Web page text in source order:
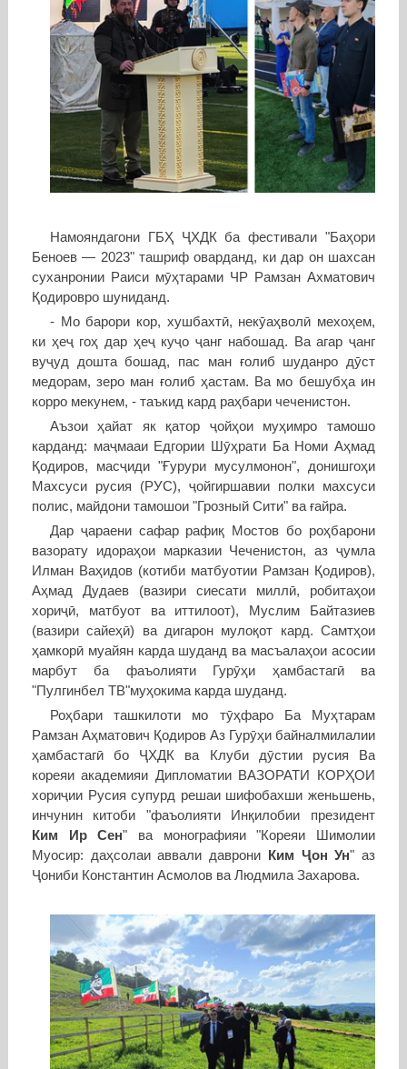
Намояндагони ГБҲ ҶХДК ба фестивали "Баҳори
Беноев — 2023" ташриф оварданд, ки дар он шахсан
суханронии Раиси мӯҳтарами ЧР Рамзан Ахматович
Қодировро шуниданд.
- Мо барори кор, хушбахтӣ, некӯаҳволӣ мехоҳем,
ки ҳеҷ гоҳ дар ҳеҷ куҷо ҷанг набошад. Ва агар ҷанг
вуҷуд дошта бошад, пас ман ғолиб шуданро дӯст
медорам, зеро ман ғолиб ҳастам. Ва мо бешубҳа ин
корро мекунем, - таъкид кард раҳбари чеченистон.
Аъзои ҳайат як қатор ҷойҳои муҳимро тамошо
карданд: маҷмааи Едгории Шӯҳрати Ба Номи Аҳмад
Қодиров, масҷиди "Ғурури мусулмонон", донишгоҳи
Махсуси русия (РУС), ҷойгиршавии полки махсуси
полис, майдони тамошои "Грозный Сити" ва ғайра.
Дар ҷараени сафар рафиқ Мостов бо роҳбарони
вазорату идораҳои марказии Чеченистон, аз ҷумла
Илман Ваҳидов (котиби матбуотии Рамзан Қодиров),
Аҳмад Дудаев (вазири сиесати миллӣ, робитаҳои
хориҷӣ, матбуот ва иттилоот), Муслим Байтазиев
(вазири сайеҳӣ) ва дигарон мулоқот кард. Самтҳои
ҳамкорӣ муайян карда шуданд ва масъалаҳои асосии
марбут ба фаъолияти Гурӯҳи ҳамбастагӣ ва
"Пулгинбел ТВ"муҳокима карда шуданд.
Роҳбари ташкилоти мо тӯҳфаро Ба Муҳтарам
Рамзан Аҳматович Қодиров Аз Гурӯҳи байналмилалии
ҳамбастагӣ бо ҶХДК ва Клуби дӯстии русия Ва
кореяи академияи Дипломатии ВАЗОРАТИ КОРҲОИ
хориҷии Русия супурд решаи шифобахши женьшень,
инчунин китоби "фаъолияти Инқилобии президент
Ким Ир Сен" ва монографияи "Кореяи Шимолии
Муосир: даҳсолаи аввали даврони Ким Ҷон Ун" аз
Ҷониби Константин Асмолов ва Людмила Захарова.